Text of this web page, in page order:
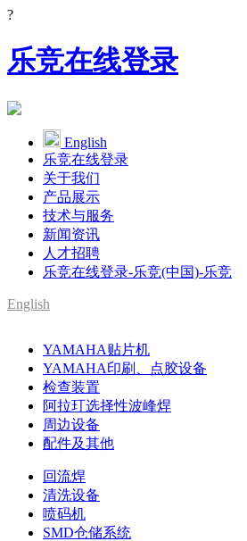
?
乐竞在线登录
English
乐竞在线登录
关于我们
产品展示
技术与服务
新闻资讯
人才招聘
乐竞在线登录-乐竞(中国)-乐竞
English
YAMAHA代理
YAMAHA贴片机
YAMAHA印刷、点胶设备
检查装置
阿拉玎选择性波峰焊
周边设备
配件及其他
回流焊
清洗设备
喷码机
SMD仓储系统